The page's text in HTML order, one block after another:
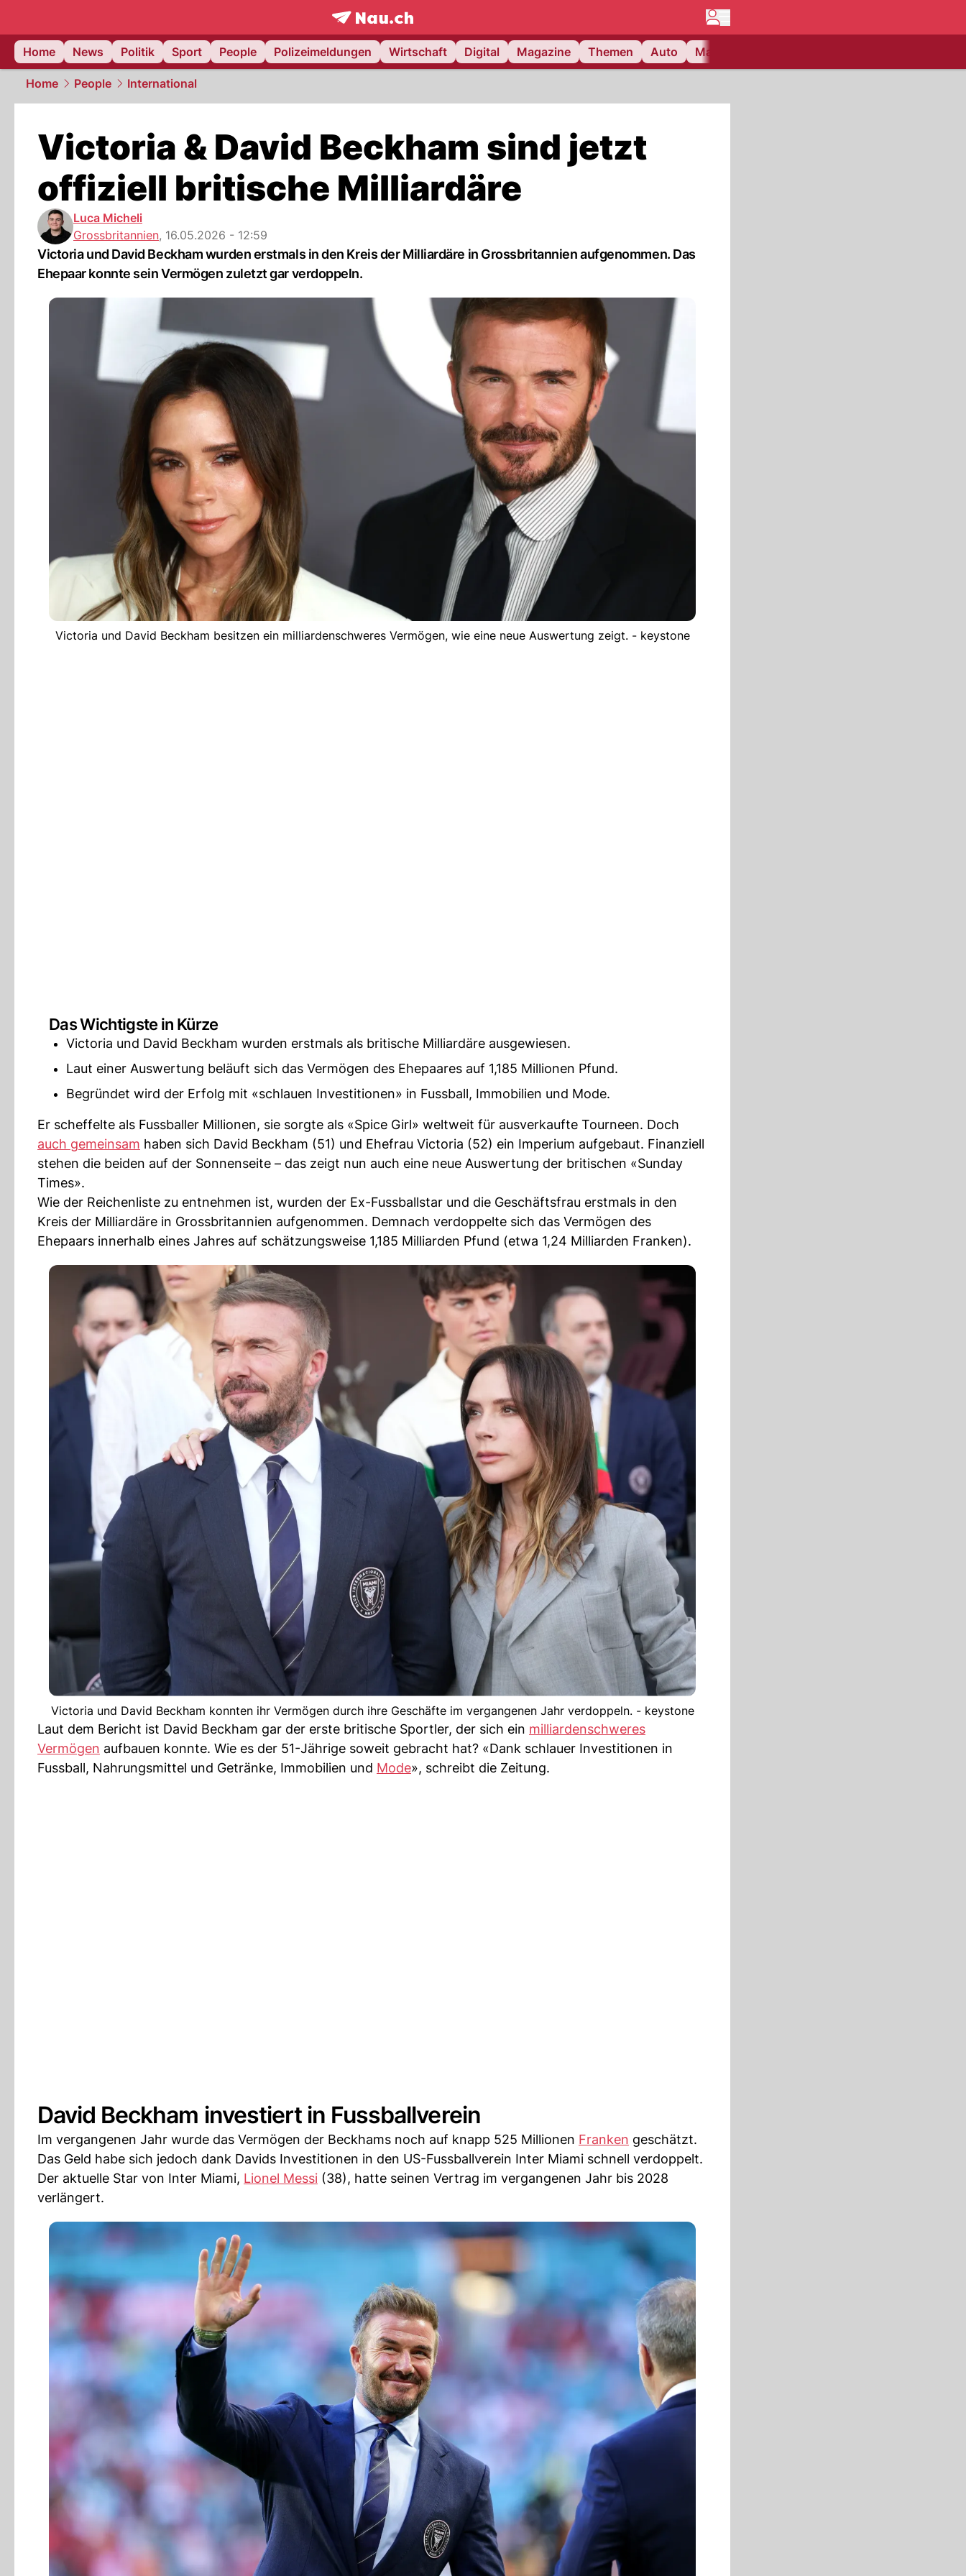
frontpage.NAU.ch
Home
News Politik Sport People Polizeimeldungen Wirtschaft Digital Magazine Themen Auto Matchcenter
Home People International
Victoria & David Beckham sind jetzt
offiziell britische Milliardäre
Luca Micheli
Grossbritannien, 16.05.2026 - 12:59
Victoria und David Beckham wurden erstmals in den Kreis der Milliardäre in Grossbritannien aufgenommen. Das
Ehepaar konnte sein Vermögen zuletzt gar verdoppeln.
Victoria und David Beckham besitzen ein milliardenschweres Vermögen, wie eine neue Auswertung zeigt. - keystone
Das Wichtigste in Kürze
Victoria und David Beckham wurden erstmals als britische Milliardäre ausgewiesen.
Laut einer Auswertung beläuft sich das Vermögen des Ehepaares auf 1,185 Millionen Pfund.
Begründet wird der Erfolg mit «schlauen Investitionen» in Fussball, Immobilien und Mode.
Er scheffelte als Fussballer Millionen, sie sorgte als «Spice Girl» weltweit für ausverkaufte Tourneen. Doch
auch gemeinsam haben sich David Beckham (51) und Ehefrau Victoria (52) ein Imperium aufgebaut. Finanziell
stehen die beiden auf der Sonnenseite – das zeigt nun auch eine neue Auswertung der britischen «Sunday
Times».
Wie der Reichenliste zu entnehmen ist, wurden der Ex-Fussballstar und die Geschäftsfrau erstmals in den
Kreis der Milliardäre in Grossbritannien aufgenommen. Demnach verdoppelte sich das Vermögen des
Ehepaars innerhalb eines Jahres auf schätzungsweise 1,185 Milliarden Pfund (etwa 1,24 Milliarden Franken).
Victoria und David Beckham konnten ihr Vermögen durch ihre Geschäfte im vergangenen Jahr verdoppeln. - keystone
Laut dem Bericht ist David Beckham gar der erste britische Sportler, der sich ein milliardenschweres
Vermögen aufbauen konnte. Wie es der 51-Jährige soweit gebracht hat? «Dank schlauer Investitionen in
Fussball, Nahrungsmittel und Getränke, Immobilien und Mode», schreibt die Zeitung.
David Beckham investiert in Fussballverein
Im vergangenen Jahr wurde das Vermögen der Beckhams noch auf knapp 525 Millionen Franken geschätzt.
Das Geld habe sich jedoch dank Davids Investitionen in den US-Fussballverein Inter Miami schnell verdoppelt.
Der aktuelle Star von Inter Miami, Lionel Messi (38), hatte seinen Vertrag im vergangenen Jahr bis 2028
verlängert.